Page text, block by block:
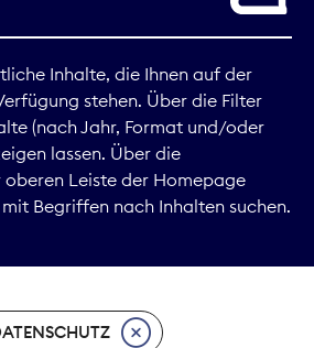
Digitales
Kommunikation
Marktdaten
Nachhaltigkeit
Inhalte, die Ihnen auf der
stehen. Über die Filter
(nach Jahr, Format und/oder
lassen. Über die
Leiste der Homepage
Begriffen nach Inhalten suchen.